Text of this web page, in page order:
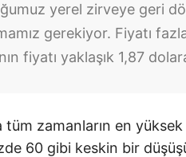
yerel zirveye geri
gerekiyor. Fiyatı
fiyatı yaklaşık 1,87
tüm zamanların en
60 gibi keskin bir